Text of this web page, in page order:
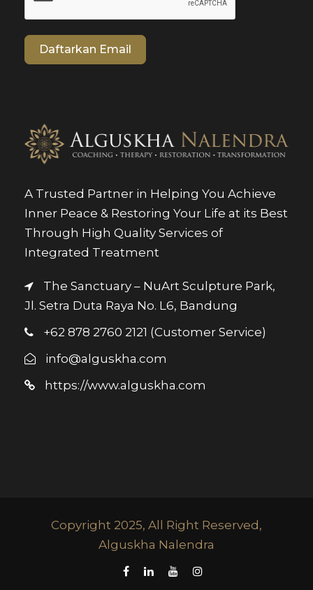
Daftarkan Email
A Trusted Partner in Helping You Achieve
Inner Peace & Restoring Your Life at its Best
Through High Quality Services of
Integrated Treatment
The Sanctuary – NuArt Sculpture Park,
Jl. Setra Duta Raya No. L6, Bandung
+62 878 2760 2121 (Customer Service)
info@alguskha.com
https://www.alguskha.com
Copyright 2025, All Right Reserved,
Alguskha Nalendra